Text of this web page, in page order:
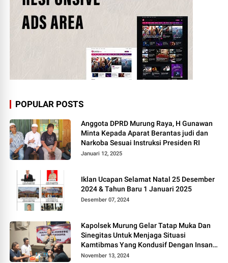
POPULAR POSTS
Anggota DPRD Murung Raya, H Gunawan
Minta Kepada Aparat Berantas judi dan
Narkoba Sesuai Instruksi Presiden RI
Januari 12, 2025
Iklan Ucapan Selamat Natal 25 Desember
2024 & Tahun Baru 1 Januari 2025
Desember 07, 2024
Kapolsek Murung Gelar Tatap Muka Dan
Sinegitas Untuk Menjaga Situasi
Kamtibmas Yang Kondusif Dengan Insan
Pers
November 13, 2024